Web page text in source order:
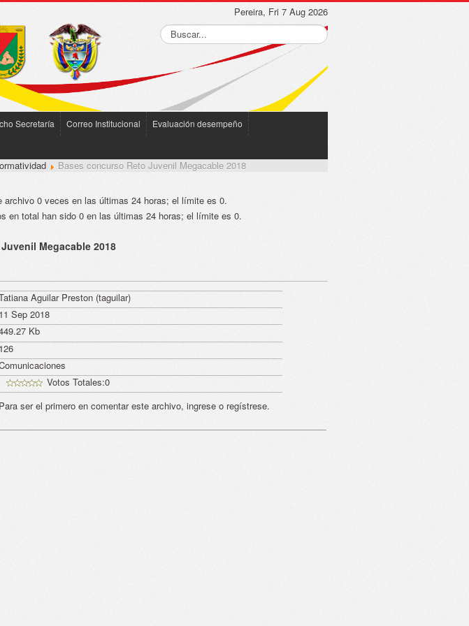
Pereira, Fri 7 Aug 2026
Secretaría Correo Institucional
Evaluación desempeño
Bases concurso Reto Juvenil Megacable 2018
archivo 0 veces en las últimas 24 horas; el límite es 0.
en total han sido 0 en las últimas 24 horas; el límite es 0.
Megacable 2018
Aguilar Preston (taguilar)
11 Sep 2018
Kb
126
Votos Totales:0
Para ser el primero en comentar este archivo, ingrese o regístrese.